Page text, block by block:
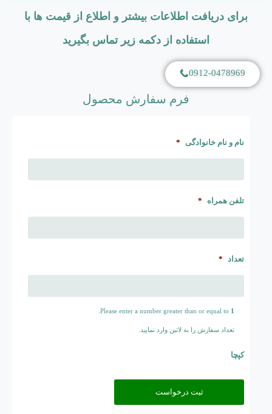
برای دریافت اطلاعات بیشتر و اطلاع از قیمت ها با
استفاده از دکمه زیر تماس بگیرید
0912-0478969
فرم سفارش محصول
نام و نام خانوادگی *
تلفن همراه *
تعداد *
Please enter a number greater than or equal to
.
تعداد سفارش را به لاتین وارد نمایید.